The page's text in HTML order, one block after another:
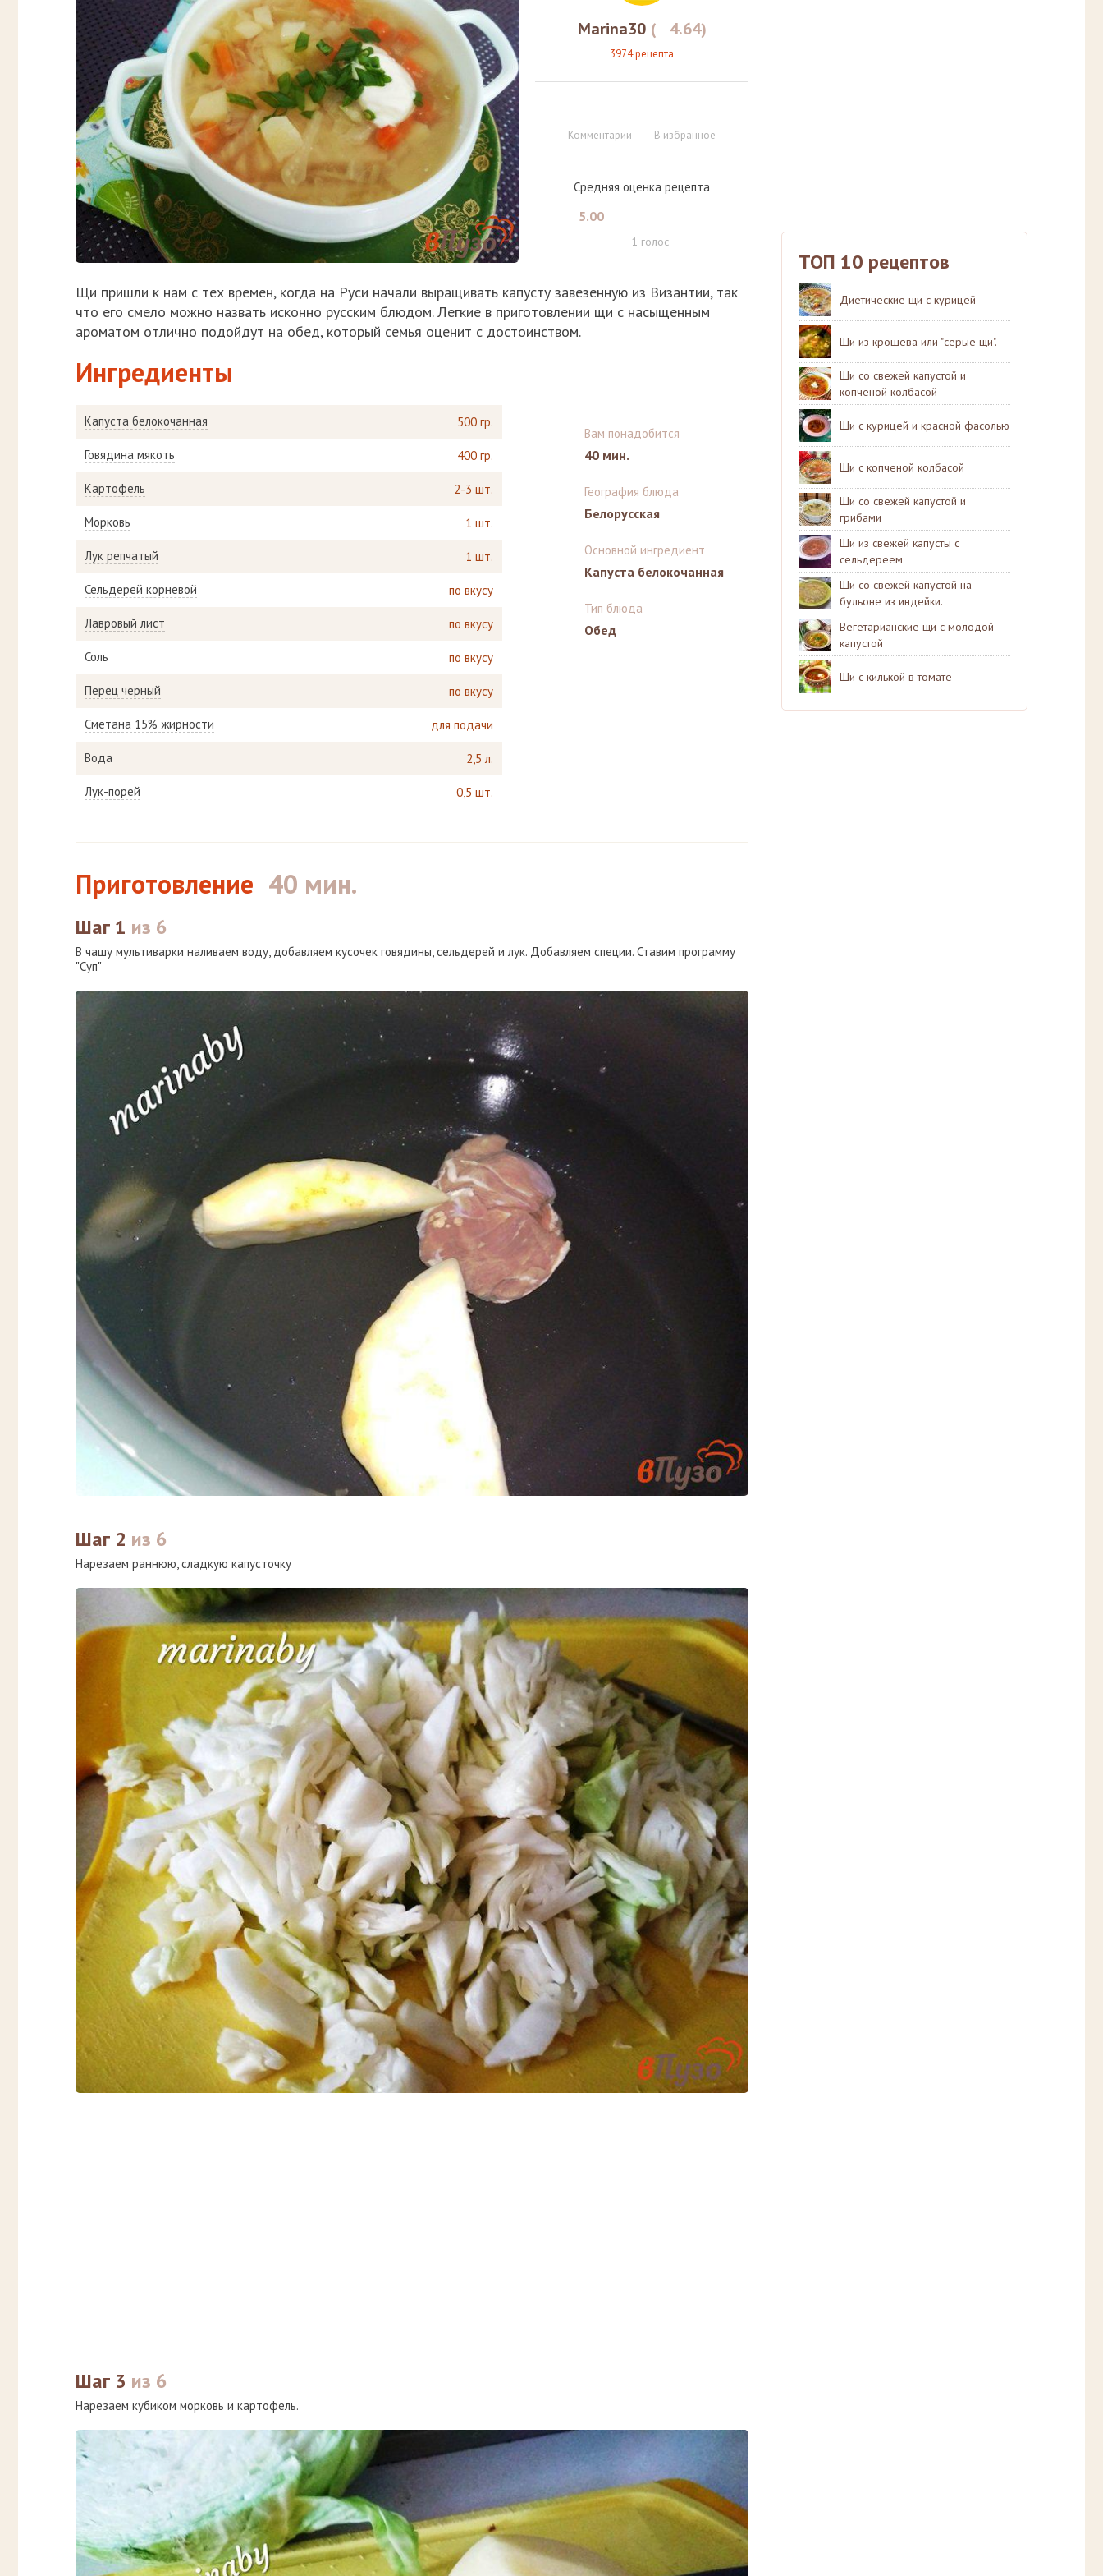
Marina30 ( 4.64)
3974 рецепта
Комментарии В избранное
Средняя оценка рецепта
5.00
1 голос
Щи пришли к нам с тех времен, когда на Руси начали выращивать капусту завезенную из Византии, так
что его смело можно назвать исконно русским блюдом. Легкие в приготовлении щи с насыщенным
ароматом отлично подойдут на обед, который семья оценит с достоинством.
Ингредиенты
Капуста белокочанная 500 гр.
Говядина мякоть 400 гр.
Картофель 2-3 шт.
Морковь 1 шт.
Лук репчатый 1 шт.
Сельдерей корневой по вкусу
Лавровый лист по вкусу
Соль по вкусу
Перец черный по вкусу
Сметана 15% жирности для подачи
Вода 2,5 л.
Лук-порей 0,5 шт.
Вам понадобится
40 мин.
География блюда
Белорусская
Основной ингредиент
Капуста белокочанная
Тип блюда
Обед
Приготовление 40 мин.
Шаг 1 из 6
В чашу мультиварки наливаем воду, добавляем кусочек говядины, сельдерей и лук. Добавляем специи. Ставим программу
"Суп"
Шаг 2 из 6
Нарезаем раннюю, сладкую капусточку
Шаг 3 из 6
Нарезаем кубиком морковь и картофель.
ТОП 10 рецептов
Диетические щи с курицей
Щи из крошева или "серые щи".
Щи со свежей капустой и
копченой колбасой
Щи с курицей и красной фасолью
Щи с копченой колбасой
Щи со свежей капустой и
грибами
Щи из свежей капусты с
сельдереем
Щи со свежей капустой на
бульоне из индейки.
Вегетарианские щи с молодой
капустой
Щи с килькой в томате